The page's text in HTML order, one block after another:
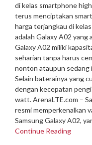
di kelas smartphone
terus menciptakan
harga terjangkau di
adalah Galaxy A02 yang
Galaxy A02 miliki
seharian tanpa harus
nonton ataupun sedang
Selain baterainya yang
dengan kecepatan
watt. ArenaLTE.com –
resmi memperkenalkan
Samsung Galaxy A02,
Continue Reading